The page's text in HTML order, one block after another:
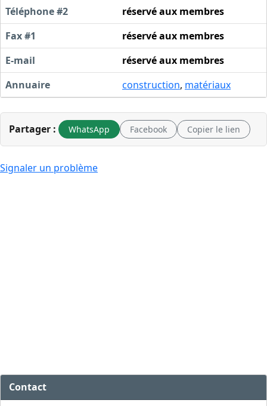
Téléphone #2
réservé aux membres
Fax #1
réservé aux membres
E-mail
réservé aux membres
Annuaire
construction, matériaux
Partager : WhatsApp Facebook Copier le lien
Signaler un problème
Contact